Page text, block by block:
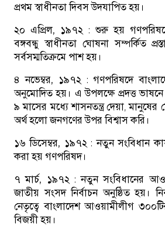
প্রথম স্বাধীনতা দিবস উদযাপিত হয়।
২০ এপ্রিল, ১৯৭২ : শুরু হয়
বঙ্গবন্ধু স্বাধীনতা ঘোষনা সম্পর্কিত
সর্বসম্মতিক্রমে পাশ হয়।
৪ নভেম্বর, ১৯৭২ : গণপরিষদে
অনুমোদিত হয়। এ উপলক্ষে প্রদত্ত ভাষনে
৯ মাসের মধ্যে শাসনতন্ত্র দেয়া,
অর্থ হলো জনগণের উপর বিশ্বাস করি।
১৬ ডিসেম্বর, ১৯৭২ : নতুন সংবিধান
করা হয় গণপরিষদ।
৭ মার্চ, ১৯৭২ : নতুন সংবিধানের
জাতীয় সংসদ নির্বাচন অনুষ্ঠিত হয়।
নেতৃত্বে বাংলাদেশ আওয়ামীলীগ
বিজয়ী হয়।